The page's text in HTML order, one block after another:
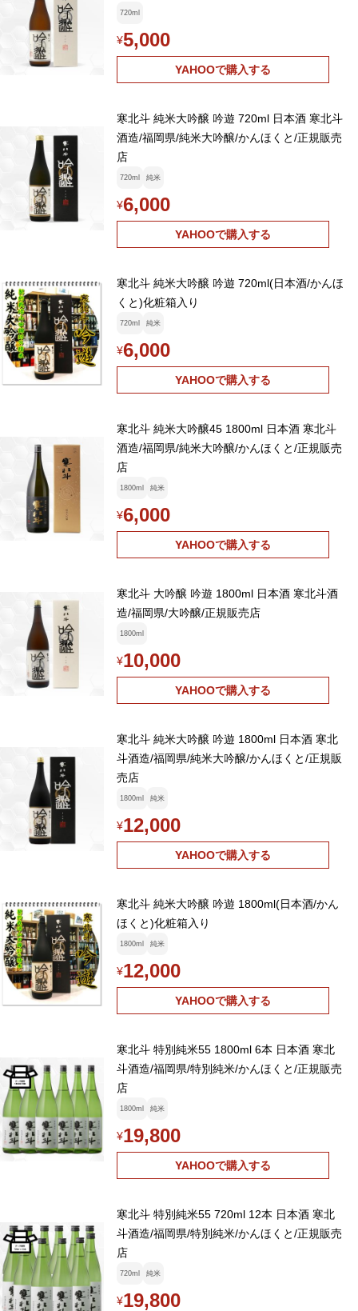
720ml
¥5,000
YAHOOで購入する
寒北斗 純米大吟醸 吟遊 720ml 日本酒 寒北斗
酒造/福岡県/純米大吟醸/かんほくと/正規販売
店
720ml 純米
¥6,000
YAHOOで購入する
寒北斗 純米大吟醸 吟遊 720ml(日本酒/かんほ
くと)化粧箱入り
720ml 純米
¥6,000
YAHOOで購入する
寒北斗 純米大吟醸45 1800ml 日本酒 寒北斗
酒造/福岡県/純米大吟醸/かんほくと/正規販売
店
1800ml 純米
¥6,000
YAHOOで購入する
寒北斗 大吟醸 吟遊 1800ml 日本酒 寒北斗酒
造/福岡県/大吟醸/正規販売店
1800ml
¥10,000
YAHOOで購入する
寒北斗 純米大吟醸 吟遊 1800ml 日本酒 寒北
斗酒造/福岡県/純米大吟醸/かんほくと/正規販
売店
1800ml 純米
¥12,000
YAHOOで購入する
寒北斗 純米大吟醸 吟遊 1800ml(日本酒/かん
ほくと)化粧箱入り
1800ml 純米
¥12,000
YAHOOで購入する
寒北斗 特別純米55 1800ml 6本 日本酒 寒北
斗酒造/福岡県/特別純米/かんほくと/正規販売
店
1800ml 純米
¥19,800
YAHOOで購入する
寒北斗 特別純米55 720ml 12本 日本酒 寒北
斗酒造/福岡県/特別純米/かんほくと/正規販売
店
720ml 純米
¥19,800